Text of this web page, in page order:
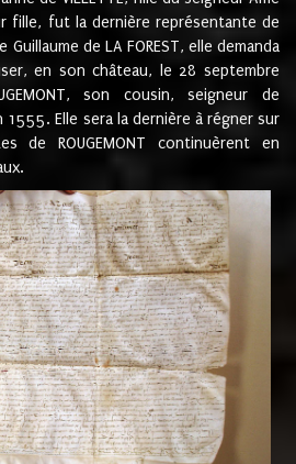
fille, fut la dernière représentante de
Guillaume de LA FOREST, elle demanda
en son château, le 28 septembre
son cousin, seigneur de
1555. Elle sera la dernière à régner sur
de ROUGEMONT continuèrent en